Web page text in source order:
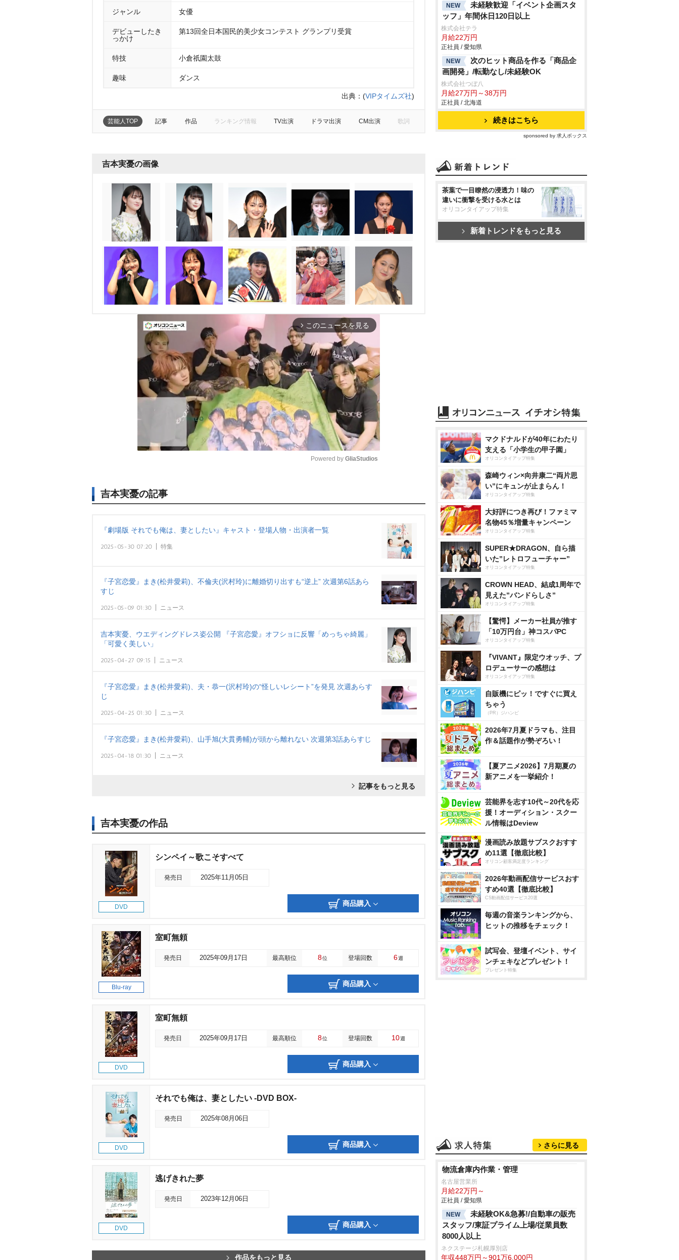
ジャンル 女優
デビューしたき
っかけ
第13回全日本国民的美少女コンテスト グランプリ受賞
特技 小倉祇園太鼓
趣味 ダンス
出典： (VIPタイムズ社)
芸能人TOP 記事 作品 ランキング情報 TV出演 ドラマ出演 CM出演 歌詞
吉本実憂の画像
arrow_forward_ios このニュースを見る
u
Powered by GliaStudios
吉本実憂の記事
『劇場版 それでも俺は、妻としたい』キャスト・登場人物・出演者一覧
2025-05-30 07:20 特集
『子宮恋愛』まき(松井愛莉)、不倫夫(沢村玲)に離婚切り出すも“逆上” 次週第6話あら
すじ
2025-05-09 01:30 ニュース
吉本実憂、ウエディングドレス姿公開 『子宮恋愛』オフショに反響「めっちゃ綺麗」
「可愛く美しい」
2025-04-27 09:15 ニュース
『子宮恋愛』まき(松井愛莉)、夫・恭一(沢村玲)の“怪しいレシート”を発見 次週あらす
じ
2025-04-25 01:30 ニュース
『子宮恋愛』まき(松井愛莉)、山手旭(大貫勇輔)が頭から離れない 次週第3話あらすじ
2025-04-18 01:30 ニュース
記事をもっと見る
吉本実憂の作品
DVD
シンペイ～歌こそすべて
発売日 2025年11月05日
商品購入
Blu-ray
室町無頼
発売日 2025年09月17日 最高順位 8位 登場回数 6週
商品購入
DVD
室町無頼
発売日 2025年09月17日 最高順位 8位 登場回数 10週
商品購入
DVD
それでも俺は、妻としたい -DVD BOX-
発売日 2025年08月06日
商品購入
DVD
逃げきれた夢
発売日 2023年12月06日
商品購入
作品をもっと見る
NEW
未経験歓迎「イベント企画スタ
ッフ」年間休日120日以上
株式会社テラ
月給22万円
正社員 / 愛知県
NEW
次のヒット商品を作る「商品企
画開発」/転勤なし/未経験OK
株式会社つぼ八
月給27万円～38万円
正社員 / 北海道
続きはこちら
sponsored by 求人ボックス
茶葉で一目瞭然の浸透力！味の
違いに衝撃を受ける水とは
オリコンタイアップ特集
新着トレンドをもっと見る
マクドナルドが40年にわたり
支える「小学生の甲子園」
オリコンタイアップ特集
森崎ウィン×向井康二“両片思
い”にキュンが止まらん！
オリコンタイアップ特集
大好評につき再び！ファミマ
名物45％増量キャンペーン
オリコンタイアップ特集
SUPER★DRAGON、自ら描
いた”レトロフューチャー”
オリコンタイアップ特集
CROWN HEAD、結成1周年で
見えた”バンドらしさ”
オリコンタイアップ特集
【驚愕】メーカー社員が推す
「10万円台」神コスパPC
オリコンタイアップ特集
『VIVANT』限定ウオッチ、プ
ロデューサーの感想は
オリコンタイアップ特集
自販機にピッ！ですぐに買え
ちゃう
（PR）ジハンピ
2026年7月夏ドラマも、注目
作＆話題作が勢ぞろい！
【夏アニメ2026】7月期夏の
新アニメを一挙紹介！
芸能界を志す10代～20代を応
援！オーディション・スクー
ル情報はDeview
漫画読み放題サブスクおすす
め11選【徹底比較】
オリコン顧客満足度ランキング
2026年動画配信サービスおす
すめ40選【徹底比較】
CS動画配信サービス20選
毎週の音楽ランキングから、
ヒットの推移をチェック！
試写会、登壇イベント、サイ
ンチェキなどプレゼント！
プレゼント特集
さらに見る
物流倉庫内作業・管理
名古屋営業所
月給22万円～
正社員 / 愛知県
NEW
未経験OK&急募!/自動車の販売
スタッフ/東証プライム上場/従業員数
8000人以上
ネクステージ札幌厚別店
年収448万円～901万6,000円